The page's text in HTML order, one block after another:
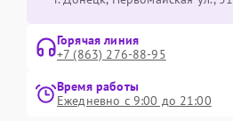
Горячая линия
+7 (863) 276-88-95
Время работы
Ежедневно с 9:00 до 21:00